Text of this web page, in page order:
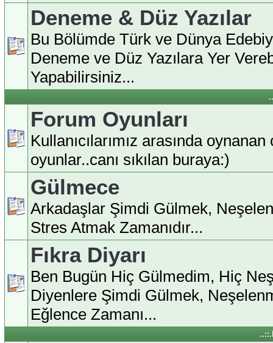
Deneme & Düz Yazılar
Bu Bölümde Türk ve Dünya
Deneme ve Düz Yazılara Yer
Yapabilirsiniz...
Forum Oyunları
Kullanıcılarımız arasında
oyunlar..canı sıkılan buraya:)
Gülmece
Arkadaşlar Şimdi Gülmek,
Stres Atmak Zamanıdır...
Fıkra Diyarı
Ben Bugün Hiç Gülmedim, Hiç
Diyenlere Şimdi Gülmek,
Eğlence Zamanı...